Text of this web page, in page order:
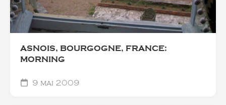
ASNOIS, BOURGOGNE, FRANCE:
MORNING
9 mai 2009